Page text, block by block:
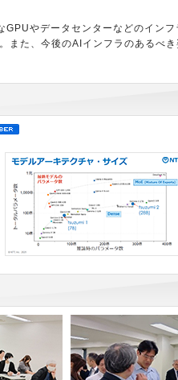
やデータセンターなどのイン
また、今後のAIインフラのあるべ